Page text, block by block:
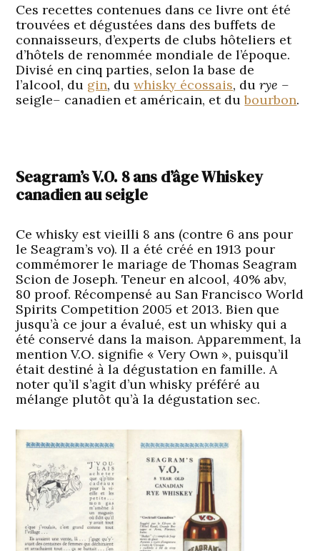
Ces recettes contenues dans ce livre ont été
trouvées et dégustées dans des buffets de
connaisseurs, d’experts de clubs hôteliers et
d’hôtels de renommée mondiale de l’époque.
Divisé en cinq parties, selon la base de
l’alcool, du gin, duwhisky écossais, durye –
seigle– canadien et américain, et dubourbon.
Seagram’s V.O. 8 ans d’âge Whiskey
canadien au seigle
Ce whisky est vieilli 8 ans (contre 6 ans pour
le Seagram’s vo). Il a été créé en 1913 pour
commémorer le mariage de Thomas Seagram
Scion de Joseph. Teneur en alcool, 40% abv,
80 proof. Récompensé au San Francisco World
Spirits Competition 2005 et 2013. Bien que
jusqu’à ce jour a évalué, est un whisky qui a
été conservé dans la maison. Apparemment, la
mention V.O. signifie « Very Own », puisqu’il
était destiné à la dégustation en famille. A
noter qu’il s’agit d’un whisky préféré au
mélange plutôt qu’à la dégustation sec.